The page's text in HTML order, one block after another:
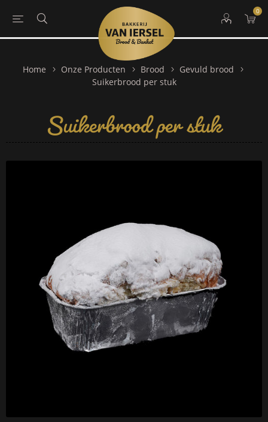
0
Home Onze Producten Brood
Gevuld brood
Suikerbrood per stuk
Suikerbrood per stuk